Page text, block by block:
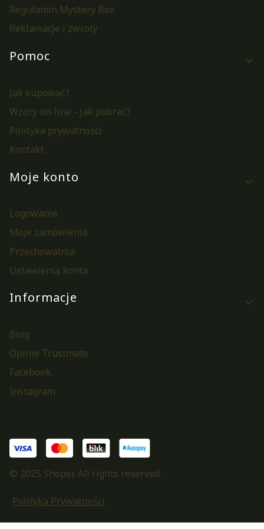
Regulamin Mystery Box
Reklamacje i zwroty
Pomoc
Jak kupować?
Wzory on-line - jak pobrać?
Polityka prywatności
Kontakt
Moje konto
Logowanie
Moje zamówienia
Przechowalnia
Ustawienia konta
Informacje
Blog
Opinie Trustmate
Facebook
Instagram
© 2025 Shoper. All rights reserved.
Polityka Prywatności